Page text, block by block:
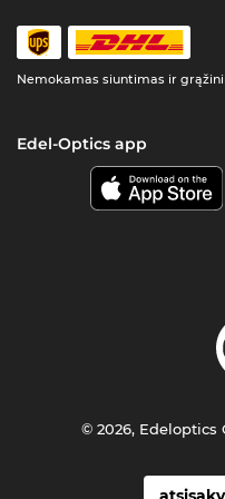
Nemokamas siuntimas ir
Edel-Optics app
© 2026, Edeloptics